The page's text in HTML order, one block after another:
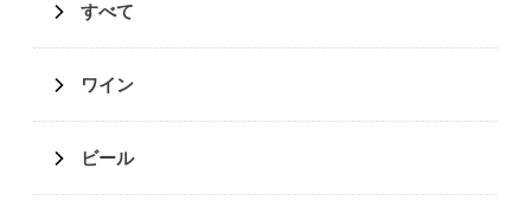
すべて
ワイン
ビール